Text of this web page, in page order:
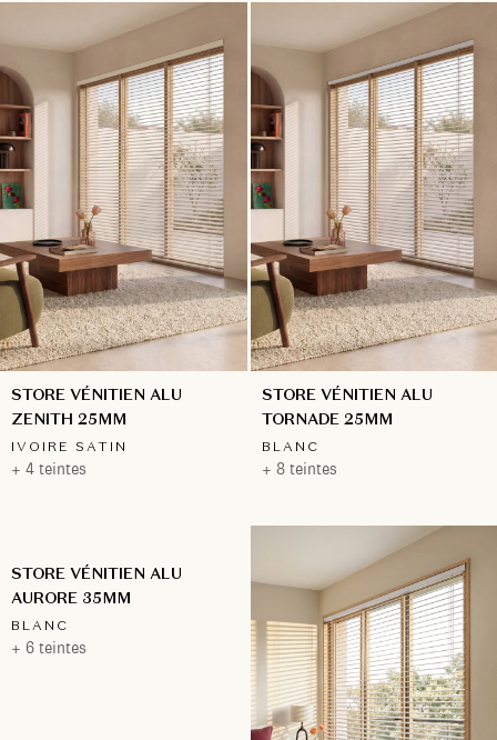
STORE VÉNITIEN ALU
ZENITH 25MM
IVOIRE SATIN
+ 4 teintes
STORE VÉNITIEN ALU
TORNADE 25MM
BLANC
+ 8 teintes
STORE VÉNITIEN ALU
AURORE 35MM
BLANC
+ 6 teintes